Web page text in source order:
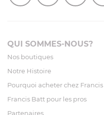
QUI SOMMES-NOUS?
Nos boutiques
Notre Histoire
Pourquoi acheter chez
Francis Batt pour les pros
Partenaires